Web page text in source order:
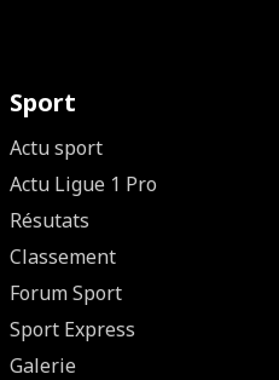
Sport
Actu sport
Actu Ligue 1 Pro
Résutats
Classement
Forum Sport
Sport Express
Galerie